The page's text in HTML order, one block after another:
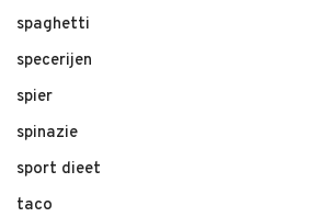
spaghetti
specerijen
spier
spinazie
sport dieet
taco